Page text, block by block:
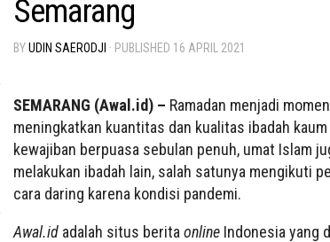
Semarang
BYUDIN SAERODJI · PUBLISHED 16 APRIL 2021
SEMARANG (Awal.id) – Ramadan menjadi
meningkatkan kuantitas dan kualitas ibadah
kewajiban berpuasa sebulan penuh, umat Islam
melakukan ibadah lain, salah satunya mengikuti
cara daring karena kondisi pandemi.
Awal.id adalah situs berita online Indonesia yang